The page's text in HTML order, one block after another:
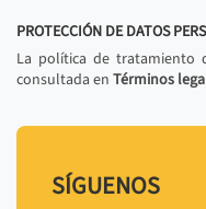
PROTECCIÓN DE DATOS
La política de tratamiento
consultada en Términos
SÍGUENOS